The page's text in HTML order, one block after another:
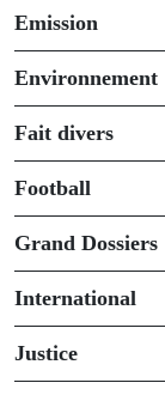
Emission
Environnement
Fait divers
Football
Grand Dossiers
International
Justice